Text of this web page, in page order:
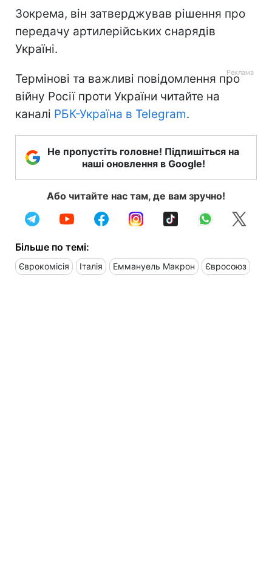
Зокрема, він затверджував рішення про
передачу артилерійських снарядів
Україні.
Термінові та важливі повідомлення про
війну Росії проти України читайте на
каналі РБК-Україна в Telegram.
Не пропустіть головне! Підпишіться на
наші оновлення в Google!
Або читайте нас там, де вам зручно!
Більше по темі:
Єврокомісія Італія Еммануель Макрон Євросоюз